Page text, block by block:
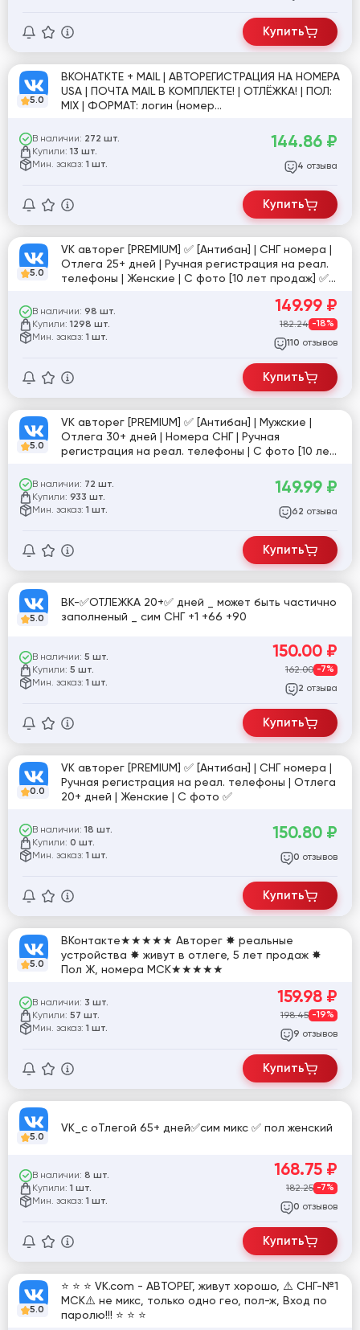
Купить
5.0
ВКОНАТКТЕ + MAIL | АВТОРЕГИСТРАЦИЯ НА НОМЕРА
USA | ПОЧТА MAIL В КОМПЛЕКТЕ! | ОТЛЁЖКА! | ПОЛ:
MIX | ФОРМАТ: логин (номер
В наличии: 272 шт.
Купили: 13 шт.
Мин. заказ: 1 шт.
144.86 ₽
4 отзыва
Купить
5.0
VK авторег [PREMIUM] ✅ [Антибан] | СНГ номера |
Отлега 25+ дней | Ручная регистрация на реал.
телефоны | Женские | С фото [10 лет продаж] ✅
В наличии: 98 шт.
Купили: 1298 шт.
Мин. заказ: 1 шт.
149.99 ₽
182.24 -18%
110 отзывов
Купить
5.0
VK авторег [PREMIUM] ✅ [Антибан] | Мужские |
Отлега 30+ дней | Номера СНГ | Ручная
регистрация на реал. телефоны | С фото [10 лет
В наличии: 72 шт.
Купили: 933 шт.
Мин. заказ: 1 шт.
149.99 ₽
62 отзыва
Купить
5.0
ВК-✅ОТЛЕЖКА 20+✅ дней _ может быть частично
заполненый _ сим СНГ +1 +66 +90
В наличии: 5 шт.
Купили: 5 шт.
Мин. заказ: 1 шт.
150.00 ₽
162.00 -7%
2 отзыва
Купить
0.0
VK авторег [PREMIUM] ✅ [Антибан] | СНГ номера |
Ручная регистрация на реал. телефоны | Отлега
20+ дней | Женские | С фото ✅
В наличии: 18 шт.
Купили: 0 шт.
Мин. заказ: 1 шт.
150.80 ₽
0 отзывов
Купить
5.0
ВКонтакте★★★★★ Авторег ✸ реальные
устройства ✸ живут в отлеге, 5 лет продаж ✸
Пол Ж, номера МСК★★★★★
В наличии: 3 шт.
Купили: 57 шт.
Мин. заказ: 1 шт.
159.98 ₽
198.45 -19%
9 отзывов
Купить
5.0
VK_с оТлегой 65+ дней✅сим микс ✅ пол женский
В наличии: 8 шт.
Купили: 1 шт.
Мин. заказ: 1 шт.
168.75 ₽
182.25 -7%
0 отзывов
Купить
5.0
⭐️ ⭐️ ⭐️ VK.com - АВТОРЕГ, живут хорошо, ⚠️ СНГ-№1
МСК⚠️ не микс, только одно гео, пол-ж, Вход по
паролю!!! ⭐️ ⭐️ ⭐️